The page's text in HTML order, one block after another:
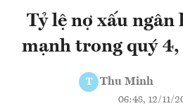
Tỷ lệ nợ xấu ngân
mạnh trong quý
T Thu Minh
06:48, 12/11/